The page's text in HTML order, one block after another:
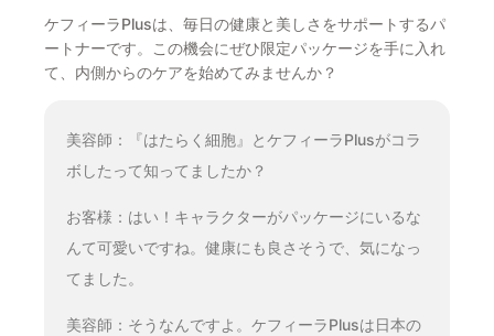
ケフィーラPlusは、毎日の健康と美しさをサポートするパ
ートナーです。この機会にぜひ限定パッケージを手に入れ
て、内側からのケアを始めてみませんか？
美容師：『はたらく細胞』とケフィーラPlusがコラ
ボしたって知ってましたか？
お客様：はい！キャラクターがパッケージにいるな
んて可愛いですね。健康にも良さそうで、気になっ
てました。
美容師：そうなんですよ。ケフィーラPlusは日本の